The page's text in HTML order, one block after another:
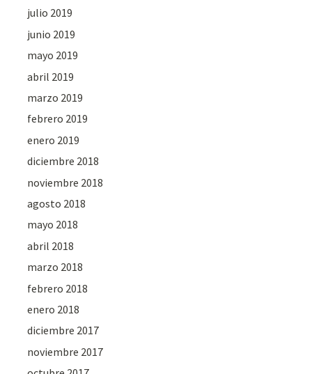
julio 2019
junio 2019
mayo 2019
abril 2019
marzo 2019
febrero 2019
enero 2019
diciembre 2018
noviembre 2018
agosto 2018
mayo 2018
abril 2018
marzo 2018
febrero 2018
enero 2018
diciembre 2017
noviembre 2017